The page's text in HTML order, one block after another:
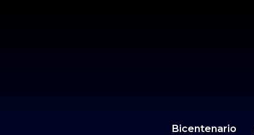
Bicentenario